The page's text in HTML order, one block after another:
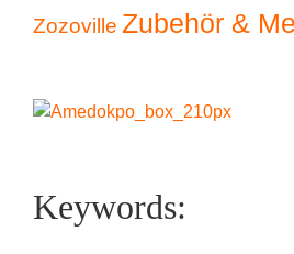
Zozoville Zubehör &
Keywords: